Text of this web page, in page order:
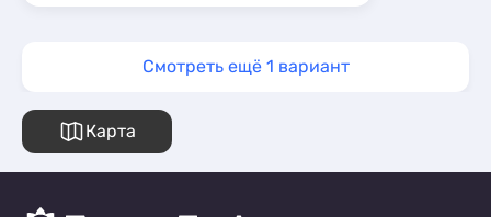
Смотреть ещё 1 вариант
Карта